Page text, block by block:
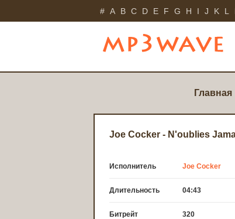
# A B C D E F G H I J K L
Главная
Joe Cocker - N'oublies
Исполнитель Joe Cocker
Длительность 04:43
Битрейт 320